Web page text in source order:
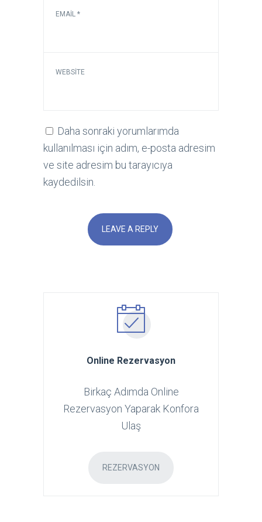
EMAIL *
WEBSITE
Daha sonraki yorumlarımda
kullanılması için adım, e-posta adresim
ve site adresim bu tarayıcıya
kaydedilsin.
Online Rezervasyon
Birkaç Adımda Online
Rezervasyon Yaparak Konfora
Ulaş
REZERVASYON